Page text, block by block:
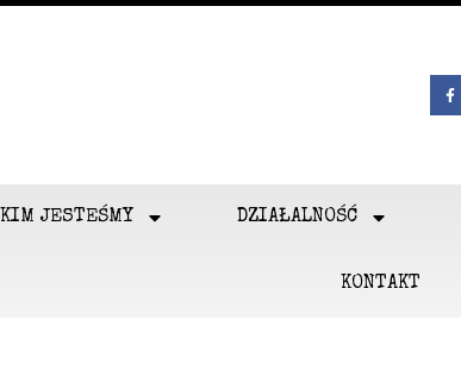
KIM JESTEŚMY DZIAŁALNOŚĆ
KONTAKT